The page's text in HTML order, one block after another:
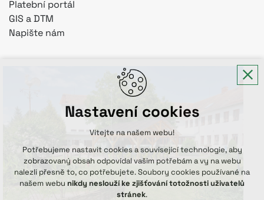
Platební portál
GIS a DTM
Napište nám
Nastavení cookies
Vítejte na našem webu!
Potřebujeme nastavit cookies a související technologie, aby
zobrazovaný obsah odpovídal vašim potřebám a vy na webu
nalezli přesně to, co potřebujete. Soubory cookies používané na
našem webu nikdy neslouží ke zjišťování totožnosti uživatelů
stránek.